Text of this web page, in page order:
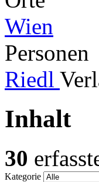
Wien
Personen
Riedl
Inhalt
30
Kategorie